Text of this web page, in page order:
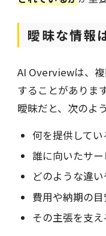
曖昧な情報
AI Overviewは、
することがありま
曖昧だと、次のよ
何を提供して
誰に向いたサ
どのような違
費用や納期の
その主張を支